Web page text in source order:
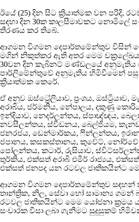
ඊයේ (25) දින සිට ක්‍රියාත්මක වන පරිදි,
සඳහා දින 30ක කාලසීමාවකට නොමිලේ
තීරණය කර තිබේ.
ආගමන විගමන දෙපාර්තමේන්තුව විසින්
මගින් නිකුත්කර ඇති අතර මෙම
30වන දින කැබිනට් මණ්ඩලයේ
පාර්ලිමේන්තුවේ අනුමැතිය හිමිවීමෙන්
ක්‍රියාත්මක කෙරේ.
ඒ අනුව ඔස්ට්‍රේලියාව, ප්‍රංශය, ඔස්ට්‍රියාව,
අරාබිය, ජර්මනිය, නේපාලය, දකුණු
ඉන්දියාව, නෙදර්ලන්තය, ස්පාඥ්ඥය,
නවසීලන්තය, ස්වීඩනය, බෙල්ජියම,
ජනරජය, ඩෙන්මාර්කය, ෆින්ලන්තය,
ජපානය, කසකස්තානය, කුවේට්,
පෝලන්තය, කටාර්, රුසියාව,
තුර්කිය, එක්සත් අරාබි එමීර් රාජ්‍යය,
එක්සත් ජනපද යන රටවල ජාතිකයින්ට
ආගමන විගමන දෙපාර්තමේන්තුව සඳහන්
තාන්ත්‍රික, නිල, සේවා හෝ සාමාන්‍ය ගමන්
රටවල ජාතිකයින්ට මෙම යෝජනා
සංචාරක වීසා ලබා ගැනීමට සුදුසුකම්